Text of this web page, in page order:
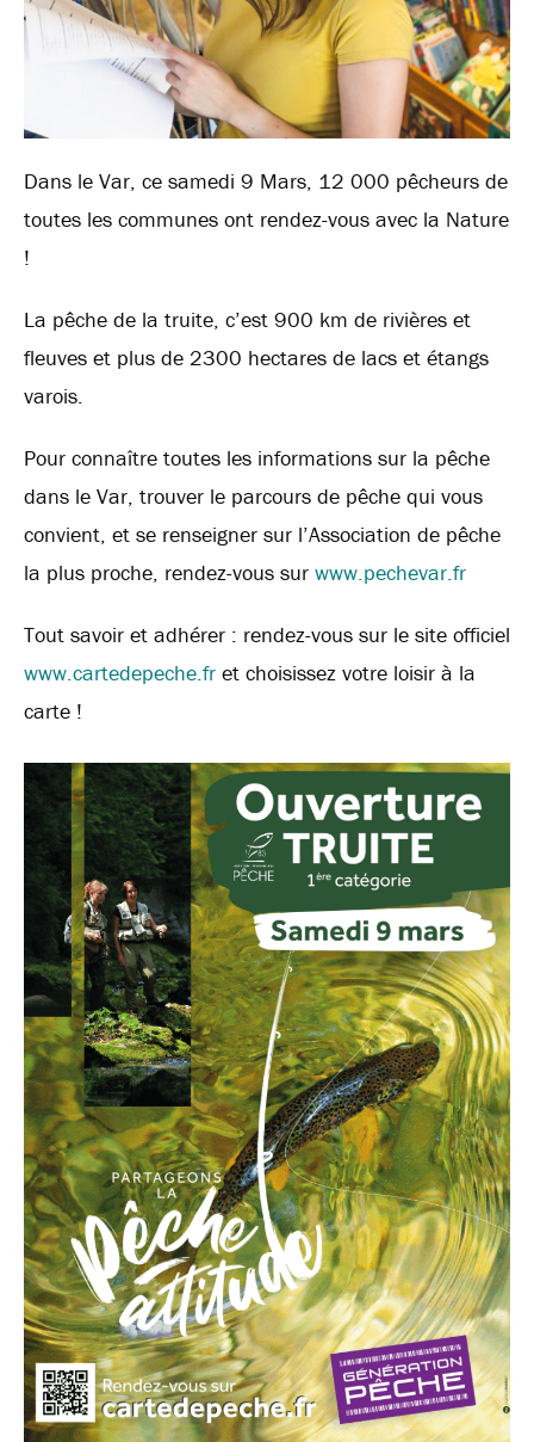
Dans le Var, ce samedi 9 Mars, 12 000 pêcheurs de
toutes les communes ont rendez-vous avec la Nature
!
La pêche de la truite, c’est 900 km de rivières et
fleuves et plus de 2300 hectares de lacs et étangs
varois.
Pour connaître toutes les informations sur la pêche
dans le Var, trouver le parcours de pêche qui vous
convient, et se renseigner sur l’Association de pêche
la plus proche, rendez-vous sur www.pechevar.fr
Tout savoir et adhérer : rendez-vous sur le site officiel
www.cartedepeche.fr et choisissez votre loisir à la
carte !